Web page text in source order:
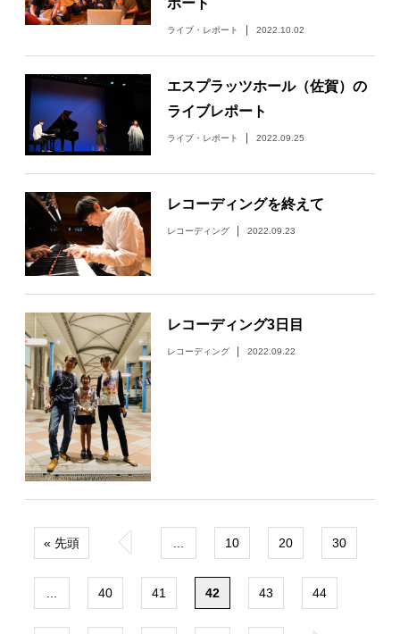
ライブ・レポート 2022.10.02
エスプラッツホール（佐賀）の
ライブレポート
ライブ・レポート 2022.09.25
レコーディングを終えて
レコーディング 2022.09.23
レコーディング3日目
レコーディング 2022.09.22
« 先頭 « 10 20 30
40 41 42 43 44